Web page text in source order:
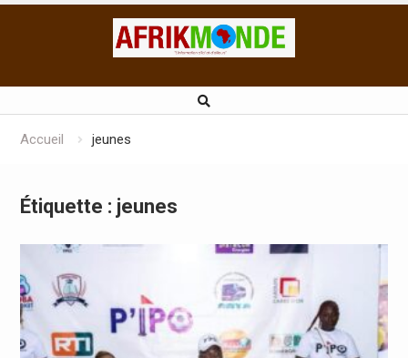
Accueil jeunes
Étiquette : jeunes